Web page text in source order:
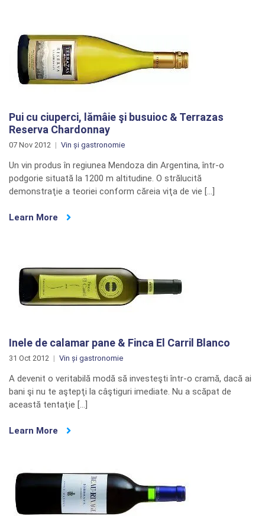
Pui cu ciuperci, lămâie şi busuioc & Terrazas
Reserva Chardonnay
07 Nov 2012 Vin și gastronomie
Un vin produs în regiunea Mendoza din Argentina, într-o
podgorie situată la 1200 m altitudine. O strălucită
demonstraţie a teoriei conform căreia viţa de vie […]
Learn More
Inele de calamar pane & Finca El Carril Blanco
31 Oct 2012 Vin și gastronomie
A devenit o veritabilă modă să investeşti într-o cramă, dacă ai
bani şi nu te aştepţi la câştiguri imediate. Nu a scăpat de
această tentaţie […]
Learn More